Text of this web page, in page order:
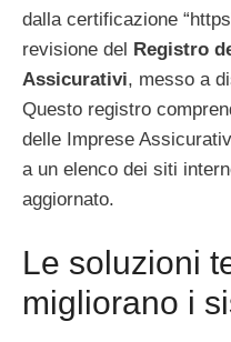
dalla certificazione
revisione del Registro
Assicurativi, messo a
Questo registro
delle Imprese
a un elenco dei siti
aggiornato.
Le soluzioni
migliorano i